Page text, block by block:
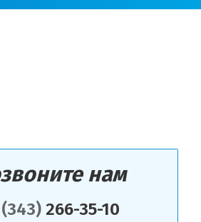
нам
(343)266-35-10